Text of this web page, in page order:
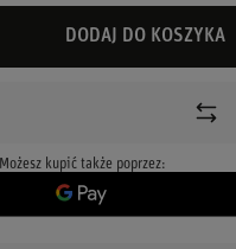
DODAJ DO KOSZYKA
Możesz kupić także poprzez: